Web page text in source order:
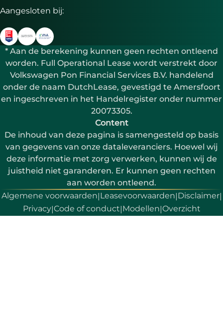
Aangesloten bij:
* Aan de berekening kunnen geen rechten ontleend
worden. Full Operational Lease wordt verstrekt door
Volkswagen Pon Financial Services B.V. handelend
onder de naam DutchLease, gevestigd te Amersfoort
en ingeschreven in het Handelregister onder nummer
20073305.
Content
De inhoud van deze pagina is samengesteld op basis
van gegevens van onze dataleveranciers. Hoewel wij
deze informatie met zorg verwerken, kunnen wij de
juistheid niet garanderen. Er kunnen geen rechten
aan worden ontleend.
Algemene voorwaarden|Leasevoorwaarden|Disclaimer|
Privacy|Code of conduct|Modellen|Overzicht